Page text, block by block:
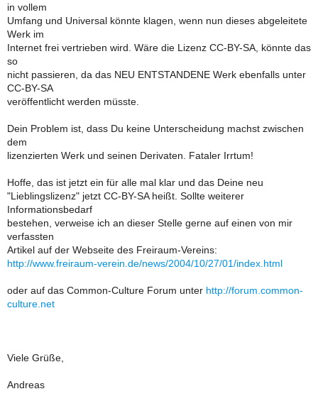
in vollem
Umfang und Universal könnte klagen, wenn nun dieses abgeleitete
Werk im
Internet frei vertrieben wird. Wäre die Lizenz CC-BY-SA, könnte das
so
nicht passieren, da das NEU ENTSTANDENE Werk ebenfalls unter
CC-BY-SA
veröffentlicht werden müsste.
Dein Problem ist, dass Du keine Unterscheidung machst zwischen
dem
lizenzierten Werk und seinen Derivaten. Fataler Irrtum!
Hoffe, das ist jetzt ein für alle mal klar und das Deine neu
"Lieblingslizenz" jetzt CC-BY-SA heißt. Sollte weiterer
Informationsbedarf
bestehen, verweise ich an dieser Stelle gerne auf einen von mir
verfassten
Artikel auf der Webseite des Freiraum-Vereins:
http://www.freiraum-verein.de/news/2004/10/27/01/index.html
oder auf das Common-Culture Forum unter http://forum.common-
culture.net
Viele Grüße,
Andreas